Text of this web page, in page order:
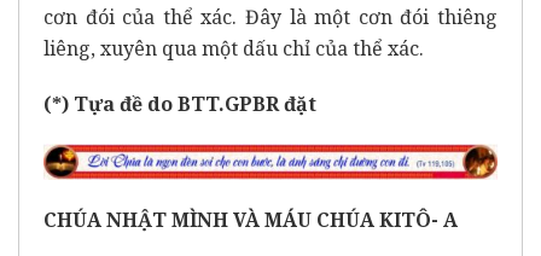
cơn đói của thể xác. Đây là một cơn đói thiêng
liêng, xuyên qua một dấu chỉ của thể xác.
(*) Tựa đề do BTT.GPBR đặt
CHÚA NHẬT MÌNH VÀ MÁU CHÚA KITÔ- A